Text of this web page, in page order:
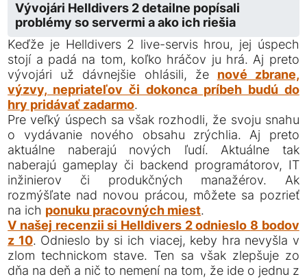
Vývojári Helldivers 2 detailne popísali
problémy so servermi a ako ich riešia
Keďže je Helldivers 2 live-servis hrou, jej úspech
stojí a padá na tom, koľko hráčov ju hrá. Aj preto
vývojári už dávnejšie ohlásili, že nové zbrane,
výzvy, nepriateľov či dokonca príbeh budú do
hry pridávať zadarmo.
Pre veľký úspech sa však rozhodli, že svoju snahu
o vydávanie nového obsahu zrýchlia. Aj preto
aktuálne naberajú nových ľudí. Aktuálne tak
naberajú gameplay či backend programátorov, IT
inžinierov či produkčných manažérov. Ak
rozmýšľate nad novou prácou, môžete sa pozrieť
na ich ponuku pracovných miest.
V našej recenzii si Helldivers 2 odnieslo 8 bodov
z 10. Odnieslo by si ich viacej, keby hra nevyšla v
zlom technickom stave. Ten sa však zlepšuje zo
dňa na deň a nič to nemení na tom, že ide o jednu z